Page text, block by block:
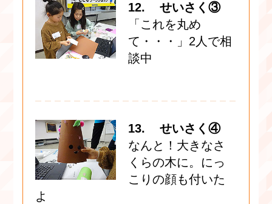
12. せいさく③
「これを丸め
て・・・」2人で相
談中
13. せいさく④
なんと！大きなさ
くらの木に。にっ
こりの顔も付いた
よ